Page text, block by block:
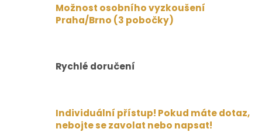
Možnost osobního vyzkoušení
Praha/Brno (3 pobočky)
Rychlé doručení
Individuální přístup! Pokud máte dotaz,
nebojte se zavolat nebo napsat!